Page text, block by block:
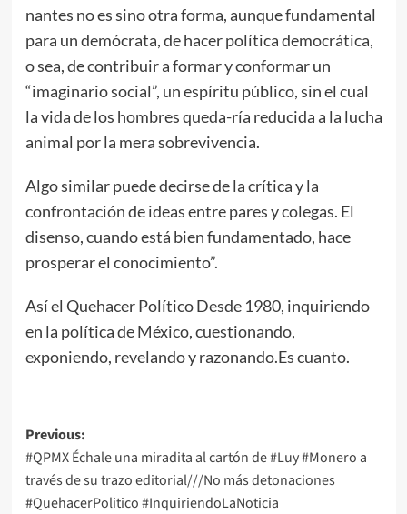
nantes no es sino otra forma, aunque fundamental
para un demócrata, de hacer política democrática,
o sea, de contribuir a formar y conformar un
“imaginario social”, un espíritu público, sin el cual
la vida de los hombres queda-ría reducida a la lucha
animal por la mera sobrevivencia.
Algo similar puede decirse de la crítica y la
confrontación de ideas entre pares y colegas. El
disenso, cuando está bien fundamentado, hace
prosperar el conocimiento”.
Así el Quehacer Político Desde 1980, inquiriendo
en la política de México, cuestionando,
exponiendo, revelando y razonando.Es cuanto.
Post
navigation
Previous:
#QPMX Échale una miradita al cartón de #Luy #Monero a
través de su trazo editorial///No más detonaciones
#QuehacerPolitico #InquiriendoLaNoticia